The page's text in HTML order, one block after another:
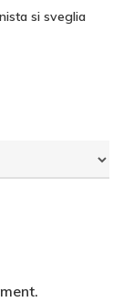
si sveglia